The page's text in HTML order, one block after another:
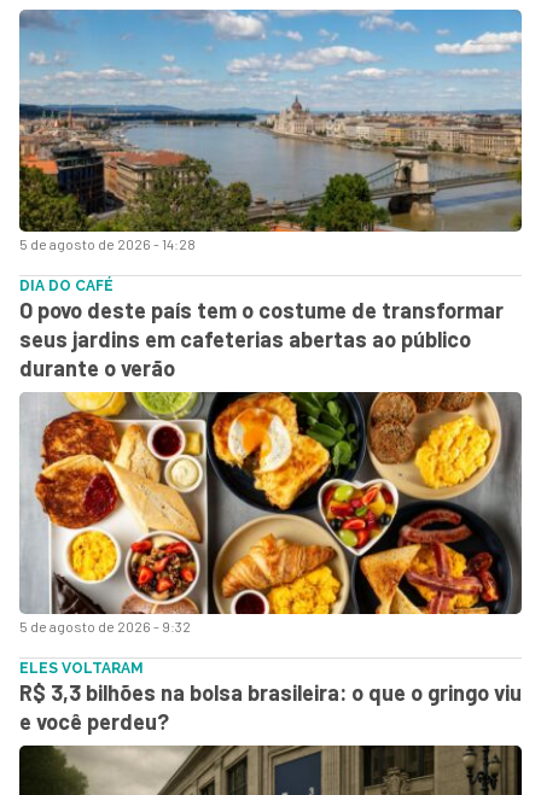
5 de agosto de 2026 - 14:28
5 de agosto de 2026 - 9:32
DIA DO CAFÉ
O povo deste país tem o costume de transformar
seus jardins em cafeterias abertas ao público
durante o verão
ELES VOLTARAM
R$ 3,3 bilhões na bolsa brasileira: o que o gringo viu
e você perdeu?